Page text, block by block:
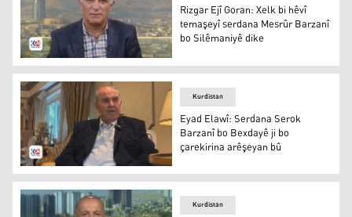
Rizgar Ejî Goran
Rizgar Ejî Goran: Xelk bi hêvî
temaşeyî serdana Mesrûr Barzanî
bo Silêmaniyê dike
Eyad Elawî
Kurdistan
Eyad Elawî: Serdana Serok
Barzanî bo Bexdayê ji bo
çarekirina arêşeyan bû
Kurdistan